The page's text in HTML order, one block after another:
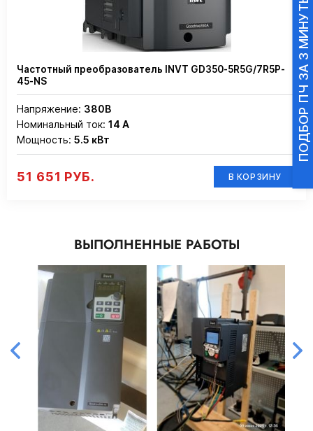
Частотный преобразователь INVT GD350-5R5G/7R5P-
45-NS
Напряжение: 380В
Номинальный ток: 14 А
Мощность: 5.5 кВт
51 651 РУБ. В КОРЗИНУ
ВЫПОЛНЕННЫЕ РАБОТЫ
ПОДБОР ПЧ ЗА 3 МИНУТЫ